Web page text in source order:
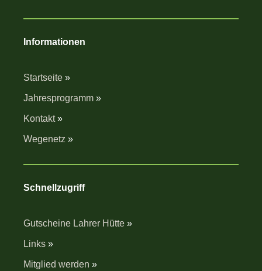
Informationen
Startseite »
Jahresprogramm »
Kontakt»
Wegenetz »
Schnellzugriff
Gutscheine Lahrer Hütte »
Links »
Mitglied werden »